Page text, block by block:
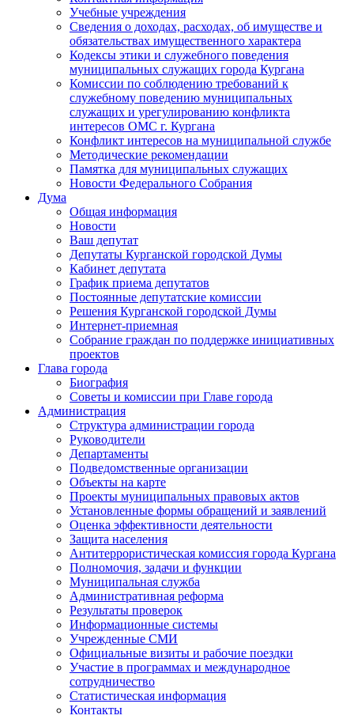
Учебные учреждения
Сведения о доходах, расходах, об имуществе и
обязательствах имущественного характера
Кодексы этики и служебного поведения
муниципальных служащих города Кургана
Комиссии по соблюдению требований к
служебному поведению муниципальных
служащих и урегулированию конфликта
интересов ОМС г. Кургана
Конфликт интересов на муниципальной службе
Методические рекомендации
Памятка для муниципальных служащих
Новости Федерального Cобрания
Дума
Общая информация
Новости
Ваш депутат
Депутаты Курганской городской Думы
Кабинет депутата
График приема депутатов
Постоянные депутатские комиссии
Решения Курганской городской Думы
Интернет-приемная
Собрание граждан по поддержке инициативных
проектов
Глава города
Биография
Советы и комиссии при Главе города
Администрация
Структура администрации города
Руководители
Департаменты
Подведомственные организации
Объекты на карте
Проекты муниципальных правовых актов
Установленные формы обращений и заявлений
Оценка эффективности деятельности
Защита населения
Антитеррористическая комиссия города Кургана
Полномочия, задачи и функции
Муниципальная служба
Административная реформа
Результаты проверок
Информационные системы
Учрежденные СМИ
Официальные визиты и рабочие поездки
Участие в программах и международное
сотрудничество
Статистическая информация
Контакты